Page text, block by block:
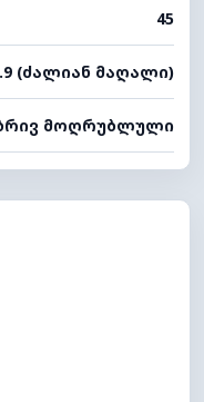
45
(ძალიან მაღალი)
მოღრუბლული